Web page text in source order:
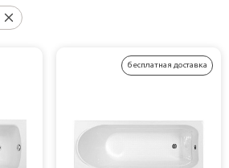
бесплатная доставка